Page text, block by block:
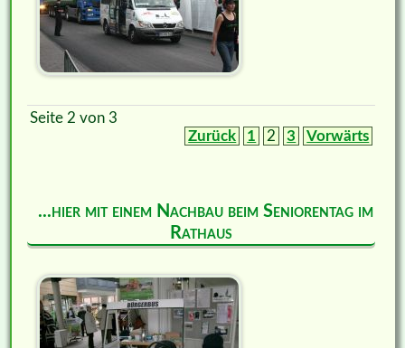
Seite 2 von 3
Zurück
1 2 3 Vorwärts
...hier mit einem Nachbau beim Seniorentag im
Rathaus